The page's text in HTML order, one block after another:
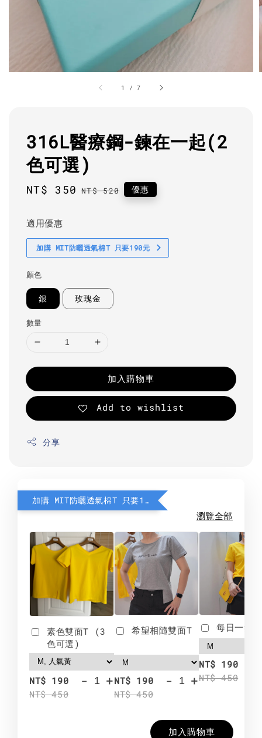
1 /7
316L醫療鋼-鍊在一起(2
色可選)
Sale
NT$ 350 Regular
NT$ 520 優惠
適用優惠
加購 MIT防曬透氣棉T 只要190元
顏色
銀 玫瑰金
數量
加入購物車
Add to wishlist
分享
加購 MIT防曬透氣棉T 只要190元
瀏覽全部
素色雙面T (3
色可選)
NT$ 190
NT$ 450
- +
希望相隨雙面T
NT$ 190
NT$ 450
- +
每日一笑
NT$ 190
NT$ 450
加入購物車